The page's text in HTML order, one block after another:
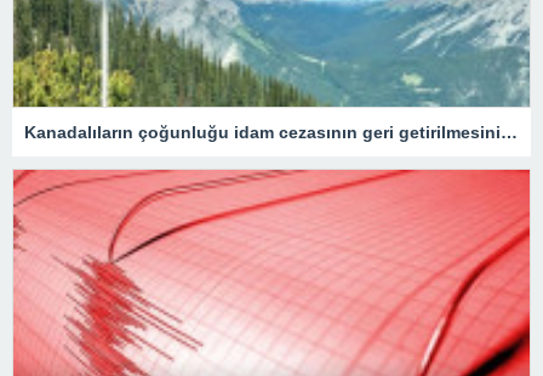
Kanadalıların çoğunluğu idam cezasının geri getirilmesini onaylıyor